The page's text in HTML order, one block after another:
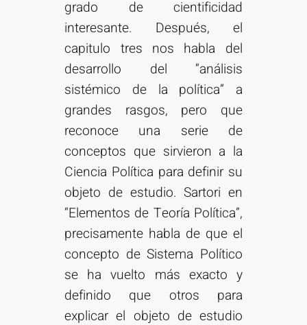
grado de cientificidad
interesante. Después, el
capitulo tres nos habla del
desarrollo del “análisis
sistémico de la política” a
grandes rasgos, pero que
reconoce una serie de
conceptos que sirvieron a la
Ciencia Política para definir su
objeto de estudio. Sartori en
“Elementos de Teoría Política”,
precisamente habla de que el
concepto de Sistema Político
se ha vuelto más exacto y
definido que otros para
explicar el objeto de estudio